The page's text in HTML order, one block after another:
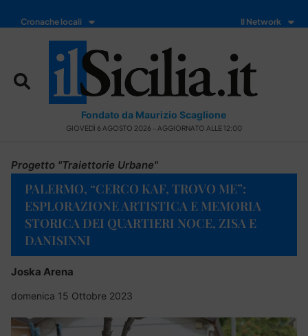
Cronache locali Il Network
Fondato da Maurizio Scaglione
GIOVEDÌ 6 AGOSTO 2026 - AGGIORNATO ALLE 12:00
Progetto "Traiettorie Urbane"
PALERMO, “CERCO KAF, TROVO ME”:
ESPLORAZIONE ARTISTICA E MEMORIA
STORICA DEI QUARTIERI NOCE, ZISA E
DANISINNI
Joska Arena
domenica 15 Ottobre 2023